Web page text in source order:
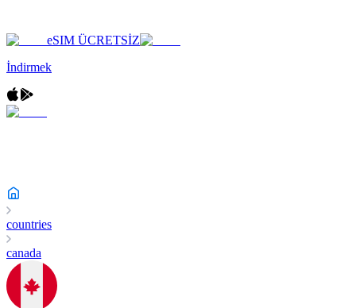
eSIM ÜCRETSİZ
İndirmek
countries
canada